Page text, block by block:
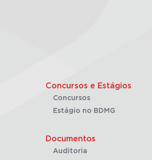
Concursos e Estágios
Concursos
Estágio no BDMG
Documentos
Auditoria